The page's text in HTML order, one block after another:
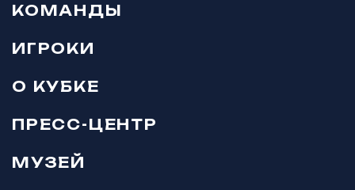
КОМАНДЫ
ИГРОКИ
О КУБКЕ
ПРЕСС-ЦЕНТР
МУЗЕЙ